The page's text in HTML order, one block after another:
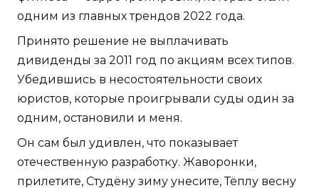
одним из главных трендов 2022 года.
Принято решение не выплачивать
дивиденды за 2011 год по акциям всех типов.
Убедившись в несостоятельности своих
юристов, которые проигрывали суды один за
одним, остановили и меня.
Он сам был удивлен, что показывает
отечественную разработку. Жаворонки,
прилетите, Студёну зиму унесите, Тёплу весну